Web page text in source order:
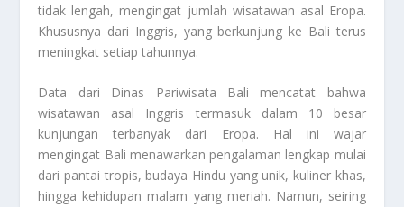
tidak lengah, mengingat jumlah wisatawan asal Eropa.
Khususnya dari Inggris, yang berkunjung ke Bali terus
meningkat setiap tahunnya.
Data dari Dinas Pariwisata Bali mencatat bahwa
wisatawan asal Inggris termasuk dalam 10 besar
kunjungan terbanyak dari Eropa. Hal ini wajar
mengingat Bali menawarkan pengalaman lengkap mulai
dari pantai tropis, budaya Hindu yang unik, kuliner khas,
hingga kehidupan malam yang meriah. Namun, seiring